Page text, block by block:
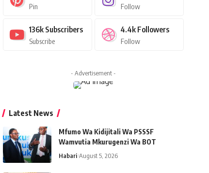
Pin Follow
136k Subscribers
Subscribe
4.4k Followers
Follow
- Advertisement -
Latest News
Mfumo Wa Kidijitali Wa PSSSF
Wamvutia Mkurugenzi Wa BOT
Habari August 5, 2026